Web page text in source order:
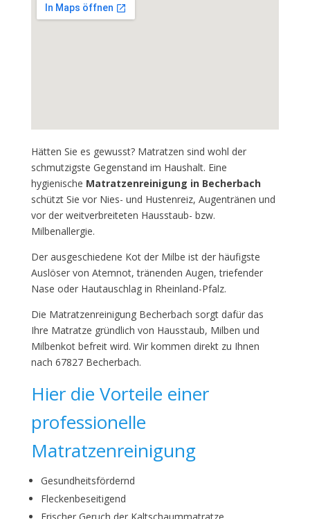
Hätten Sie es gewusst? Matratzen sind wohl der
schmutzigste Gegenstand im Haushalt. Eine
hygienische Matratzenreinigung in Becherbach
schützt Sie vor Nies- und Hustenreiz, Augentränen und
vor der weitverbreiteten Hausstaub- bzw.
Milbenallergie.
Der ausgeschiedene Kot der Milbe ist der häufigste
Auslöser von Atemnot, tränenden Augen, triefender
Nase oder Hautauschlag in Rheinland-Pfalz.
Die Matratzenreinigung Becherbach sorgt dafür das
Ihre Matratze gründlich von Hausstaub, Milben und
Milbenkot befreit wird. Wir kommen direkt zu Ihnen
nach 67827 Becherbach.
Hier die Vorteile einer
professionelle
Matratzenreinigung
Gesundheitsfördernd
Fleckenbeseitigend